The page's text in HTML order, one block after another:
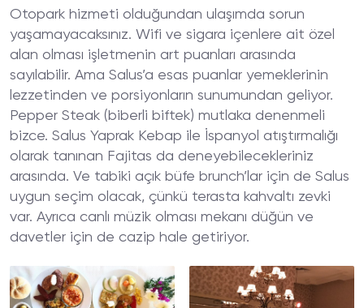
Otopark hizmeti olduğundan ulaşımda sorun
yaşamayacaksınız. Wifi ve sigara içenlere ait özel
alan olması işletmenin art puanları arasında
sayılabilir. Ama Salus’a esas puanlar yemeklerinin
lezzetinden ve porsiyonların sunumundan geliyor.
Pepper Steak (biberli biftek) mutlaka denenmeli
bizce. Salus Yaprak Kebap ile İspanyol atıştırmalığı
olarak tanınan Fajitas da deneyebilecekleriniz
arasında. Ve tabiki açık büfe brunch’lar için de Salus
uygun seçim olacak, çünkü terasta kahvaltı zevki
var. Ayrıca canlı müzik olması mekanı düğün ve
davetler için de cazip hale getiriyor.